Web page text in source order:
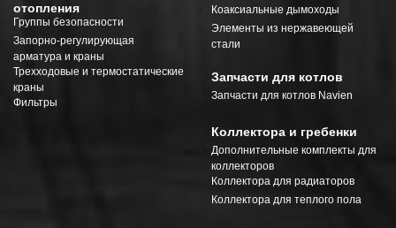
отопления
Группы безопасности
Запорно-регулирующая
арматура и краны
Трехходовые и термостатические
краны
Фильтры
Коаксиальные дымоходы
Элементы из нержавеющей
стали
Запчасти для котлов
Запчасти для котлов Navien
Коллектора и гребенки
Дополнительные комплекты для
коллекторов
Коллектора для радиаторов
Коллектора для теплого пола